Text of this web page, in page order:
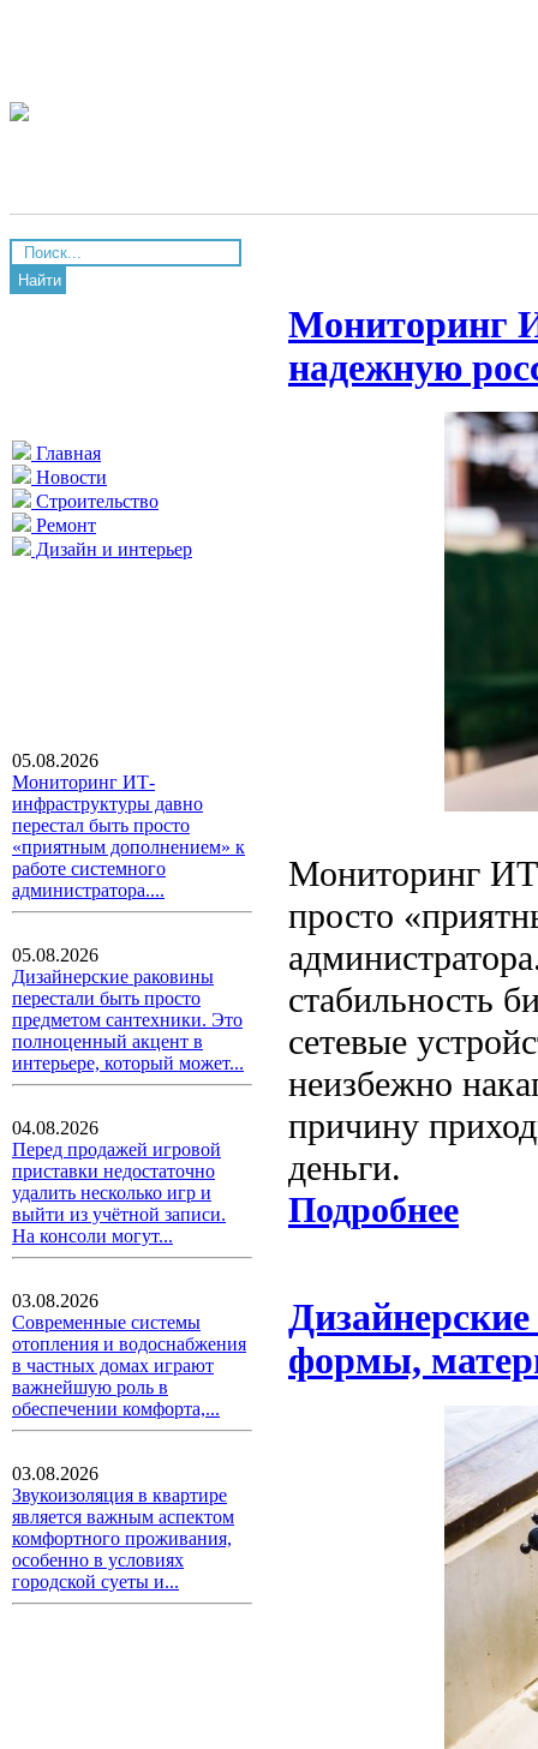
Найти
Главная
Новости
Строительство
Ремонт
Дизайн и интерьер
05.08.2026
Мониторинг ИТ-
инфраструктуры давно
перестал быть просто
«приятным дополнением» к
работе системного
администратора....
05.08.2026
Дизайнерские раковины
перестали быть просто
предметом сантехники. Это
полноценный акцент в
интерьере, который может...
04.08.2026
Перед продажей игровой
приставки недостаточно
удалить несколько игр и
выйти из учётной записи.
На консоли могут...
03.08.2026
Современные системы
отопления и водоснабжения
в частных домах играют
важнейшую роль в
обеспечении комфорта,...
03.08.2026
Звукоизоляция в квартире
является важным аспектом
комфортного проживания,
особенно в условиях
городской суеты и...
Мониторинг
надежную
Мониторинг
просто
стабильность
сетевые
неизбежно
причину
деньги.
Подробнее
формы,